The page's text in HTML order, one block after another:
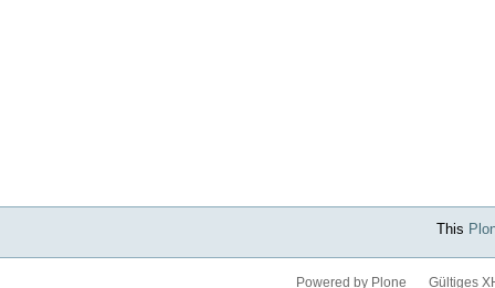
This
Powered by Plone Gültiges